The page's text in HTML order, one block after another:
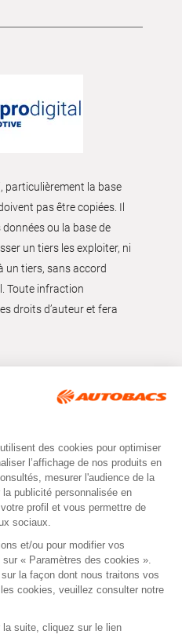
particulièrement la base
pas être copiées. Il
ou la base de
un tiers les exploiter, ni
un tiers, sans accord
Toute infraction
droits d’auteur et fera
© Autobacs
RGPD
Instagram